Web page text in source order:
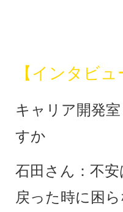
【インタビュ
キャリア開発
すか
石田さん：不
戻った時に困